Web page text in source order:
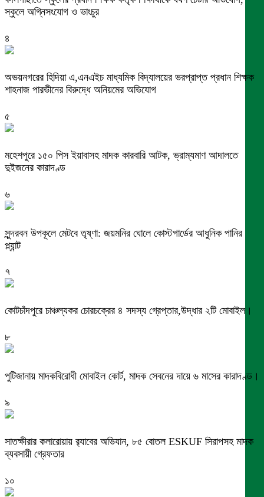
স্কুলে অগ্নিসংযোগ ও ভাংচুর
৪
অভয়নগরের হিদিয়া এ,এনএইচ মাধ্যমিক বিদ্যালয়ের ভরপ্রাপ্ত প্রধান শিক্ষক
শাহনাজ পারভীনের বিরুদ্ধে অনিয়মের অভিযোগ
৫
মহেশপুরে ১৫০ পিস ইয়াবাসহ মাদক কারবারি আটক, ভ্রাম্যমাণ আদালতে
দুইজনের কারাদণ্ড
৬
সুন্দরবন উপকূলে মেটবে তৃষ্ণা: জয়মনির ঘোলে কোস্টগার্ডের আধুনিক পানির
প্ল্যান্ট
৭
কোটচাঁদপুরে চাঞ্চল্যকর চোরচক্রের ৪ সদস্য গ্রেপ্তার,উদ্ধার ২টি মোবাইল।
৮
পুটিজানায় মাদকবিরোধী মোবাইল কোর্ট, মাদক সেবনের দায়ে ৬ মাসের কারাদণ্ড।
৯
সাতক্ষীরার কলারোয়ায় র‍্যাবের অভিযান, ৮৫ বোতল ESKUF সিরাপসহ মাদক
ব্যবসায়ী গ্রেফতার
১০